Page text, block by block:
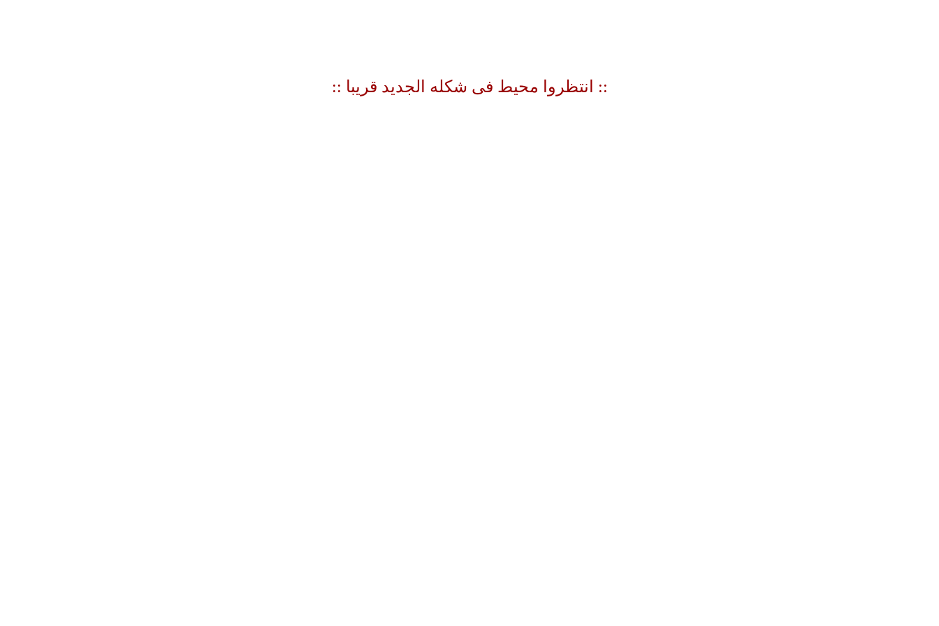
:: انتظروا محيط فى شكله الجديد قريبا ::